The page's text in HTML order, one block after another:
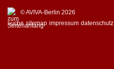
© AVIVA-Berlin 2026
suche sitemap impressum datenschutz